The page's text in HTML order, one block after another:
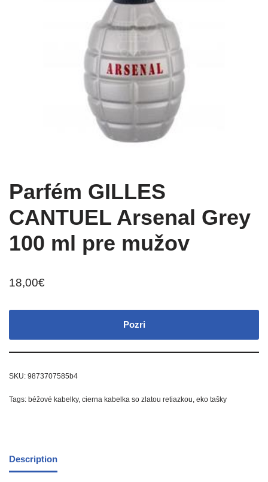
Parfém GILLES
CANTUEL Arsenal Grey
100 ml pre mužov
18,00€
Pozri
SKU: 9873707585b4
Tags: béžové kabelky, cierna kabelka so zlatou retiazkou, eko tašky
Description